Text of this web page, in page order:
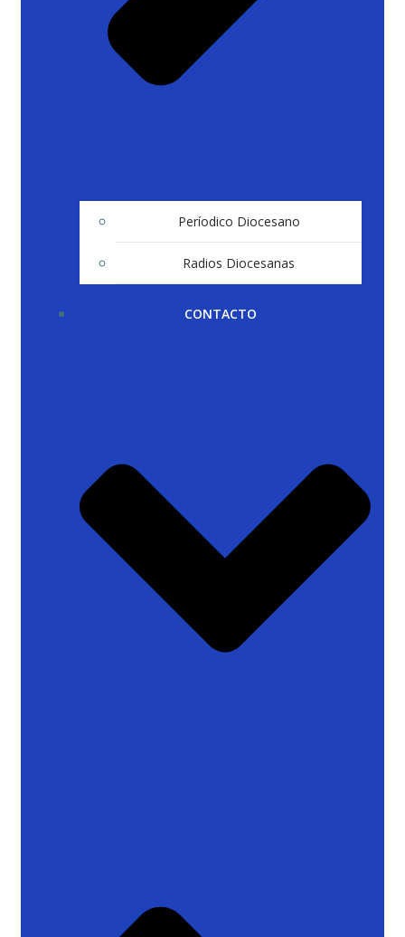
Períodico Diocesano
Radios Diocesanas
CONTACTO